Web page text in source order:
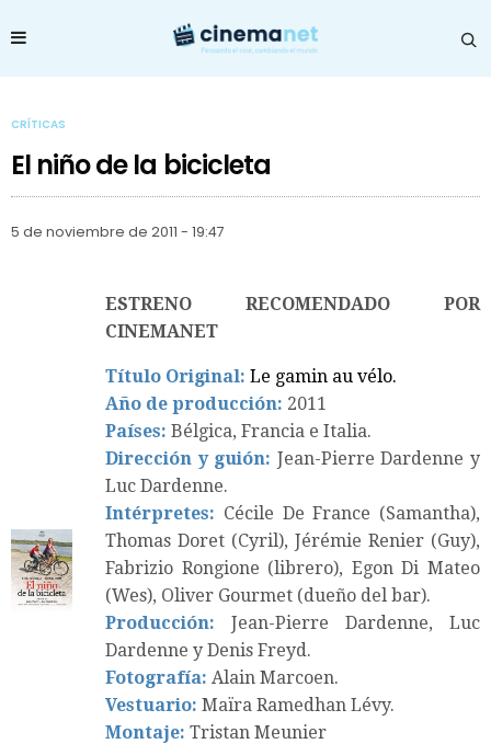
CRÍTICAS
El niño de la bicicleta
5 de noviembre de 2011 - 19:47
ESTRENO RECOMENDADO POR
CINEMANET
Título Original: Le gamin au vélo.
Año de producción: 2011
Países: Bélgica, Francia e Italia.
Dirección y guión: Jean-Pierre Dardenne y
Luc Dardenne.
Intérpretes: Cécile De France (Samantha),
Thomas Doret (Cyril), Jérémie Renier (Guy),
Fabrizio Rongione (librero), Egon Di Mateo
(Wes), Oliver Gourmet (dueño del bar).
Producción: Jean-Pierre Dardenne, Luc
Dardenne y Denis Freyd.
Fotografía: Alain Marcoen.
Vestuario: Maïra Ramedhan Lévy.
Montaje: Tristan Meunier